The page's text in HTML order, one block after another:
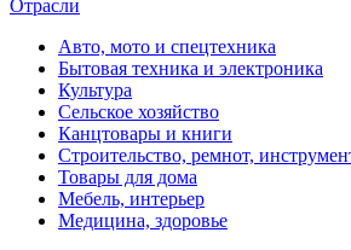
Отрасли
Авто, мото и спецтехника
Бытовая техника и электроника
Культура
Сельское хозяйство
Канцтовары и книги
Строительство, ремнот,
Товары для дома
Мебель, интерьер
Медицина, здоровье